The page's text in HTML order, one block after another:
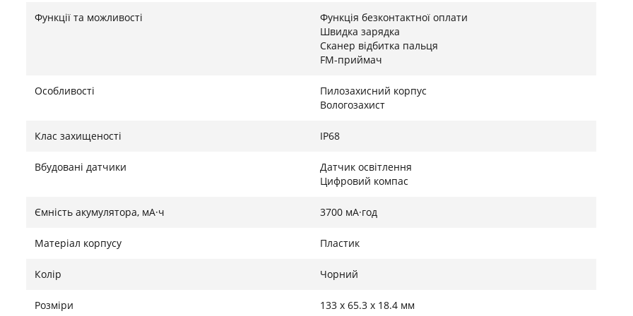
Функції та можливості
Функція безконтактної оплати
Швидка зарядка
Сканер відбитка пальця
FM-приймач
Особливості
Пилозахисний корпус
Вологозахист
Клас захищеності IP68
Вбудовані датчики
Датчик освітлення
Цифровий компас
Ємність акумулятора, мА·ч 3700 мА·год
Матеріал корпусу Пластик
Колір Чорний
Розміри 133 x 65.3 x 18.4 мм